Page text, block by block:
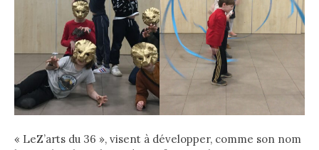
« LeZ’arts du 36 », visent à développer, comme son nom